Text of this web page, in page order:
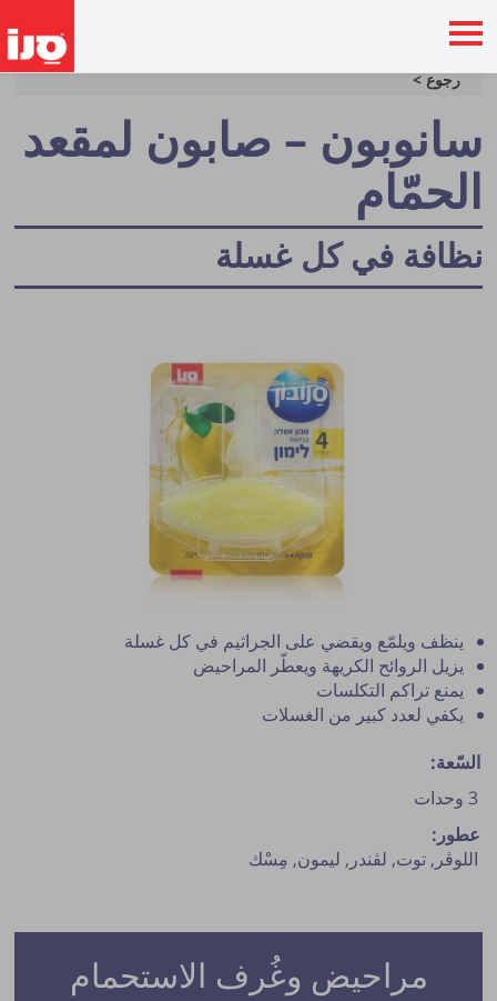
رجوع >
مراحيض وغُرف الاستحمام
سانوبون – صابون لمقعد
الحمّام
نظافة في كل غسلة
ينظف ويلمّع ويقضي على الجراثيم في كل غسلة
يزيل الروائح الكريهة ويعطّر المراحيض
يمنع تراكم التكلسات
يكفي لعدد كبير من الغسلات
عطور:
اللوڨر, توت, لڨندر, ليمون, مِسْك
السّعة:
3 وحدات